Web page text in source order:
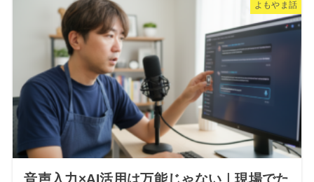
よもやま話
音声入力×AI活用は万能じゃない｜現場でた